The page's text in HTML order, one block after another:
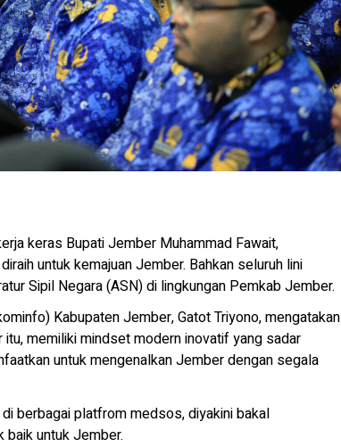
keras Bupati Jember Muhammad Fawait,
untuk kemajuan Jember. Bahkan seluruh lini
Sipil Negara (ASN) di lingkungan Pemkab Jember.
Kabupaten Jember, Gatot Triyono, mengatakan
memiliki mindset modern inovatif yang sadar
untuk mengenalkan Jember dengan segala
berbagai platfrom medsos, diyakini bakal
untuk Jember.